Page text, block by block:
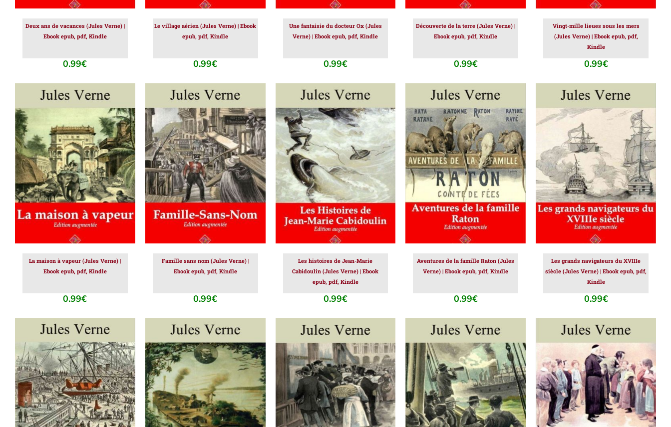
Deux ans de vacances (Jules Verne) |
Ebook epub, pdf, Kindle
0.99€
Le village aérien (Jules Verne) | Ebook
epub, pdf, Kindle
0.99€
Une fantaisie du docteur Ox (Jules
Verne) | Ebook epub, pdf, Kindle
0.99€
Découverte de la terre (Jules Verne) |
Ebook epub, pdf, Kindle
0.99€
Vingt-mille lieues sous les mers
(Jules Verne) | Ebook epub, pdf,
Kindle
0.99€
AJOUTER AU PANIER
/
DÉTAILS
La maison à vapeur (Jules Verne) |
Ebook epub, pdf, Kindle
0.99€
AJOUTER AU PANIER
/
DÉTAILS
Famille sans nom (Jules Verne) |
Ebook epub, pdf, Kindle
0.99€
AJOUTER AU PANIER
/
DÉTAILS
Les histoires de Jean-Marie
Cabidoulin (Jules Verne) | Ebook
epub, pdf, Kindle
0.99€
AJOUTER AU PANIER
/
DÉTAILS
Aventures de la famille Raton (Jules
Verne) | Ebook epub, pdf, Kindle
0.99€
AJOUTER AU PANIER
/
DÉTAILS
Les grands navigateurs du XVIIIe
siècle (Jules Verne) | Ebook epub, pdf,
Kindle
0.99€
AJOUTER AU PANIER
/
DÉTAILS
AJOUTER AU PANIER
DÉTAILS
AJOUTER AU PANIER
DÉTAILS
AJOUTER AU PANIER
/
DÉTAILS
AJOUTER AU PANIER
DÉTAILS